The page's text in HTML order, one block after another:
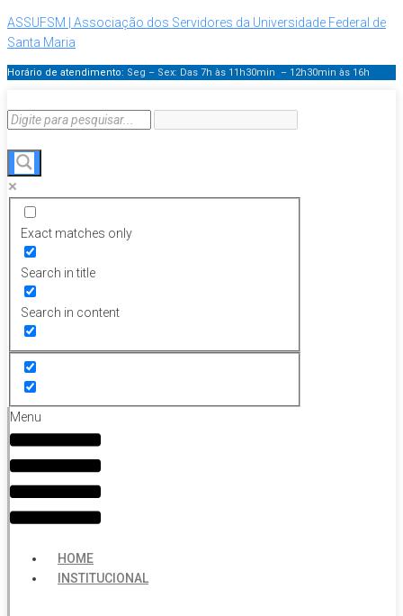
ASSUFSM | Associação dos Servidores da Universidade Federal de
Santa Maria
Horário de atendimento: Seg – Sex: Das 7h às 11h30min – 12h30min às 16h
Exact matches only
Search in title
Search in content
Menu
HOME
INSTITUCIONAL